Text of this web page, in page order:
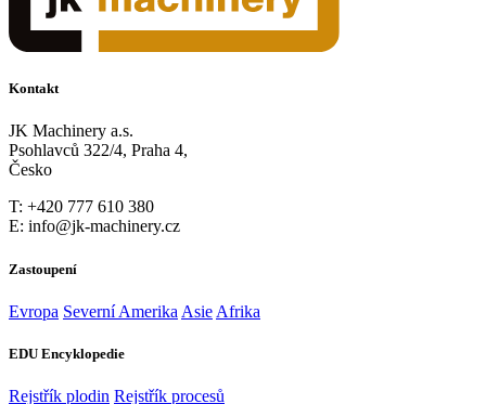
Kontakt
JK Machinery a.s.
Psohlavců 322/4, Praha 4,
Česko
T: +420 777 610 380
E: info@jk-machinery.cz
Zastoupení
Evropa Severní Amerika Asie Afrika
EDU Encyklopedie
Rejstřík plodin Rejstřík procesů